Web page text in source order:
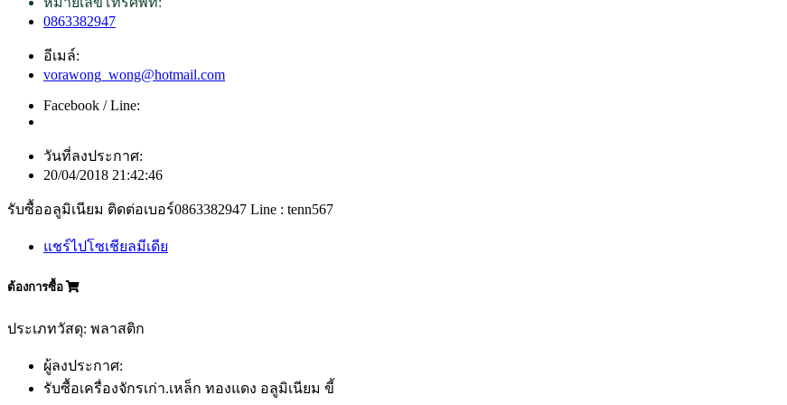
0863382947
อีเมล์:
vorawong_wong@hotmail.com
Facebook / Line:
วันที่ลงประกาศ:
20/04/2018 21:42:46
รับซื้ออลูมิเนียม ติดต่อเบอร์0863382947 Line : tenn567
แชร์ไปโซเชียลมีเดีย
ต้องการซื้อ
ประเภทวัสดุ: พลาสติก
ผู้ลงประกาศ:
รับซื้อเครื่องจักรเก่า.เหล็ก ทองแดง อลูมิเนียม ขี้